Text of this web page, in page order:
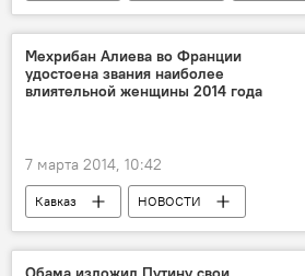
Мехрибан Алиева во Франции
удостоена звания наиболее
влиятельной женщины 2014 года
7 марта 2014, 10:42
Кавказ НОВОСТИ